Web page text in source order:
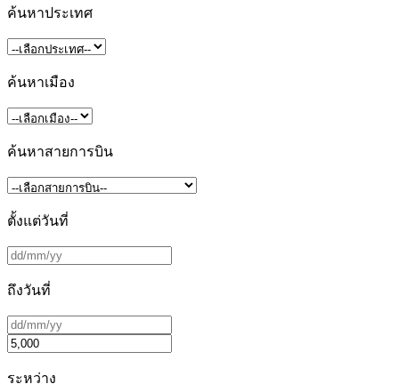
ค้นหาประเทศ
ค้นหาเมือง
ค้นหาสายการบิน
ตั้งแต่วันที่
ถึงวันที่
ระหว่าง